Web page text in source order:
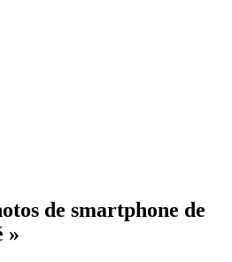
de smartphone de
»